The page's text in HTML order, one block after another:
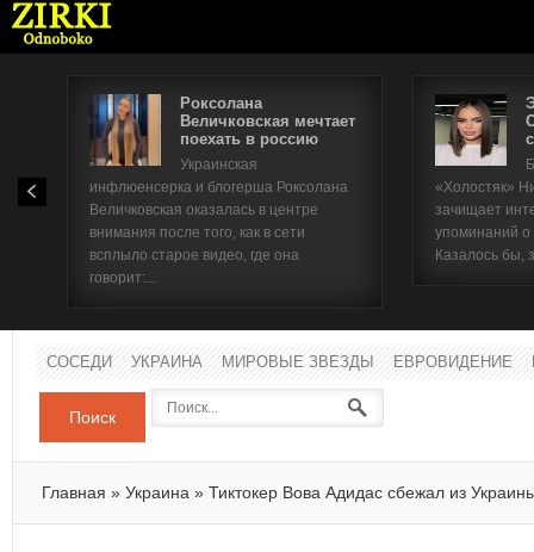
Роксолана
Величковская мечтает
поехать в россию
Украинская
инфлюенсерка и блогерша Роксолана
Величковская оказалась в центре
внимания после того, как в сети
всплыло старое видео, где она
говорит:...
«Холостяк»
зачищает
упоминаний
Казалось бы,
СОСЕДИ УКРАИНА МИРОВЫЕ ЗВЕЗДЫ ЕВРОВИДЕНИЕ
Поиск
Главная » Украина » Тиктокер Вова Адидас сбежал из
Имя